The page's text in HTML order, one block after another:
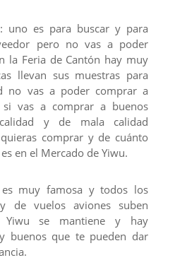
uno es para buscar y para
pero no vas a poder
la Feria de Cantón hay muy
llevan sus muestras para
no vas a poder comprar a
si vas a comprar a buenos
y de mala calidad
comprar y de cuánto
en el Mercado de Yiwu.
muy famosa y todos los
de vuelos aviones suben
Yiwu se mantiene y hay
buenos que te pueden dar